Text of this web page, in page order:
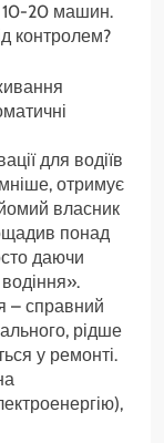
10-20 машин.
контролем?
для водіїв
отримує
власник
понад
даючи
– справний
рідше
у ремонті.